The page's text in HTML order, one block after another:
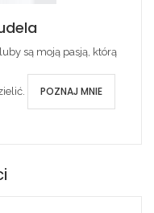
są moją pasją, którą
POZNAJ MNIE